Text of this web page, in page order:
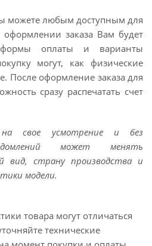
можете любым доступным для
заказа Вам будет
оплаты и варианты
могут, как физические
После оформление заказа для
сразу распечатать счет
на свое усмотрение и без
может менять
вид, страну производства и
модели.
товара могут отличаться
технические